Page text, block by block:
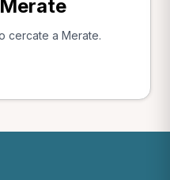
cercate a Merate.